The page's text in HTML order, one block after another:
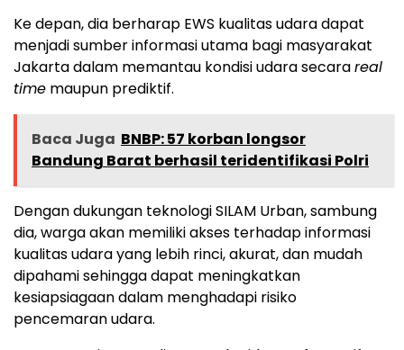
Ke depan, dia berharap EWS kualitas udara dapat
menjadi sumber informasi utama bagi masyarakat
Jakarta dalam memantau kondisi udara secarareal
time maupun prediktif.
Baca Juga BNBP: 57 korban longsor
Bandung Barat berhasil teridentifikasi Polri
Dengan dukungan teknologi SILAM Urban, sambung
dia, warga akan memiliki akses terhadap informasi
kualitas udara yang lebih rinci, akurat, dan mudah
dipahami sehingga dapat meningkatkan
kesiapsiagaan dalam menghadapi risiko
pencemaran udara.